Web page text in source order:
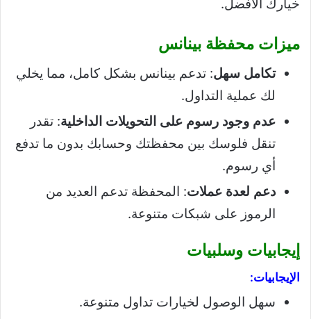
خيارك الأفضل.
ميزات محفظة بينانس
تكامل سهل: تدعم بينانس بشكل كامل، مما يخلي
لك عملية التداول.
عدم وجود رسوم على التحويلات الداخلية: تقدر
تنقل فلوسك بين محفظتك وحسابك بدون ما تدفع
أي رسوم.
دعم لعدة عملات: المحفظة تدعم العديد من
الرموز على شبكات متنوعة.
إيجابيات وسلبيات
الإيجابيات:
سهل الوصول لخيارات تداول متنوعة.